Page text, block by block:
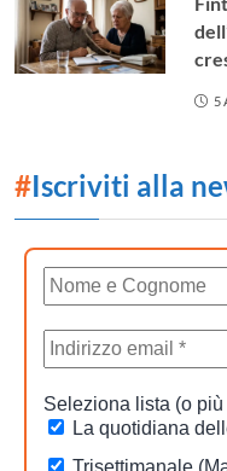
5
#Iscriviti alla